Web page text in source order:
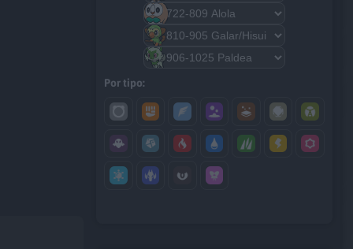
Por tipo: